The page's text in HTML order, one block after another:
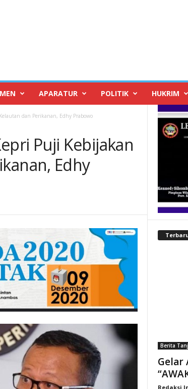
APARATUR POLITIK HUKRIM
dan Perikanan, Edhy Prabowo
Puji Kebijakan
Edhy
Berita
Gelar
Redaksi